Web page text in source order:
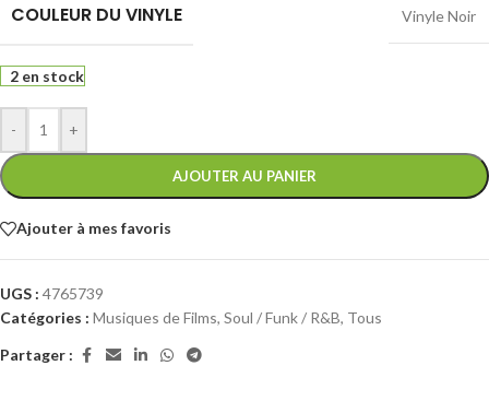
COULEUR DU VINYLE Vinyle Noir
2 en stock
- +
AJOUTER AU PANIER
Ajouter à mes favoris
UGS : 4765739
Catégories : Musiques de Films, Soul / Funk / R&B, Tous
Partager :